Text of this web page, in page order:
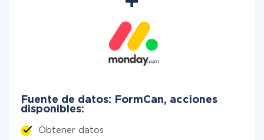
Fuente de datos: FormCan, acciones
disponibles:
Obtener datos